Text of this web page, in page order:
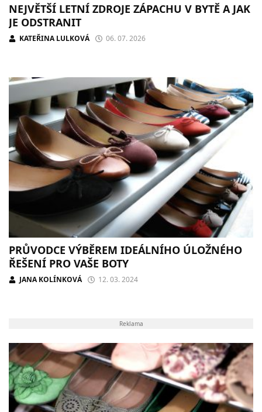
NEJVĚTŠÍ LETNÍ ZDROJE ZÁPACHU V BYTĚ A JAK
JE ODSTRANIT
KATEŘINA LULKOVÁ 06. 07. 2026
PRŮVODCE VÝBĚREM IDEÁLNÍHO ÚLOŽNÉHO
ŘEŠENÍ PRO VAŠE BOTY
JANA KOLÍNKOVÁ 12. 03. 2024
Reklama